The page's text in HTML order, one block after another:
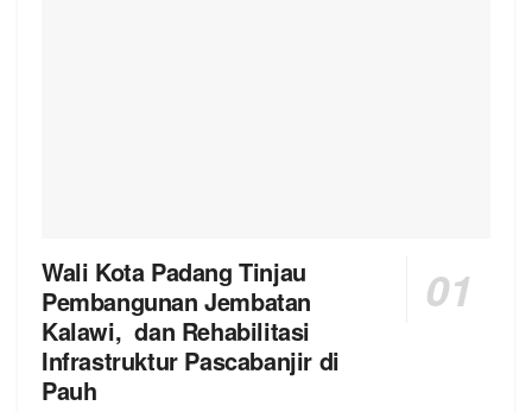
Wali Kota Padang Tinjau
Pembangunan Jembatan
Kalawi, dan Rehabilitasi
Infrastruktur Pascabanjir di
Pauh